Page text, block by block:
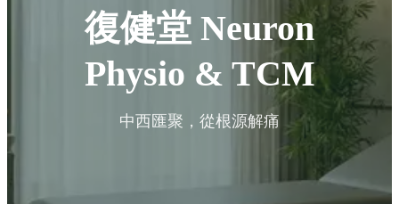
復健堂 Neuron
Physio & TCM
中西匯聚，從根源解痛